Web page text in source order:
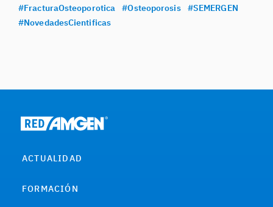
#FracturaOsteoporotica #Osteoporosis
#SEMERGEN
#NovedadesCientificas
ACTUALIDAD
FORMACIÓN